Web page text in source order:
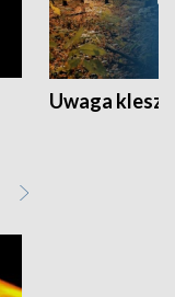
Uwaga